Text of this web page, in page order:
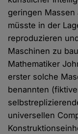
geringen Massen
müsste in der
reproduzieren
Maschinen zu
Mathematiker
erster solche
benannten
universellen